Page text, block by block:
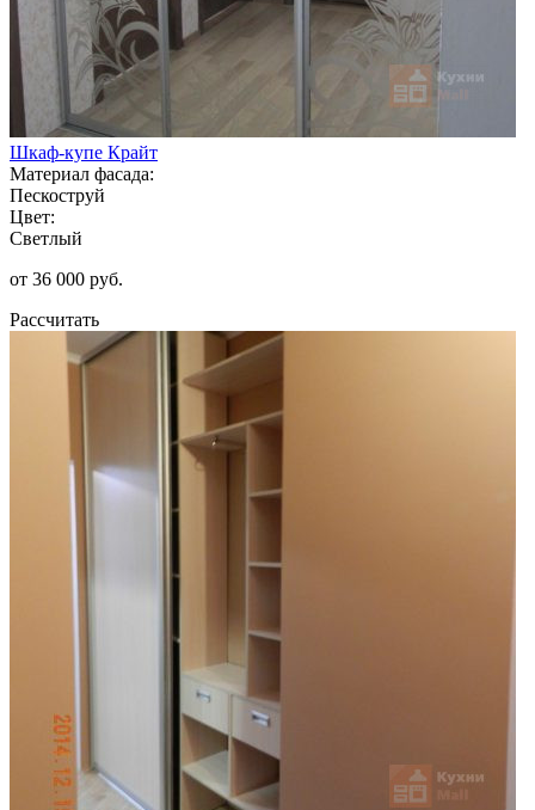
Шкаф-купе Крайт
Материал фасада:
Пескоструй
Цвет:
Светлый
от 36 000 руб.
Рассчитать